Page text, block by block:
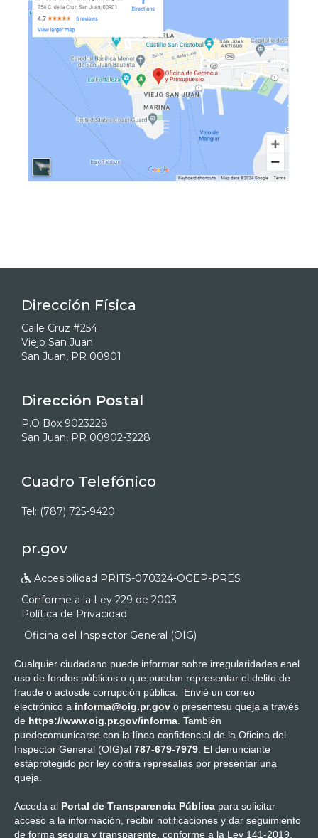
Dirección Física
Calle Cruz #254
Viejo San Juan
San Juan, PR 00901
Dirección Postal
P.O Box 9023228
San Juan, PR 00902-3228
Cuadro Telefónico
Tel: (787) 725-9420
pr.gov
 Accesibilidad PRITS-070324-OGEP-PRES
Conforme a la Ley 229 de 2003
Política de Privacidad
Oficina del Inspector General (OIG)
Cualquier ciudadano puede informar sobre irregularidades enel
uso de fondos públicos o que puedan representar el delito de
fraude o actosde corrupción pública. Envié un correo
electrónico a informa@oig.pr.gov o presentesu queja a través
de https://www.oig.pr.gov/informa. También
puedecomunicarse con la línea confidencial de la Oficina del
Inspector General (OIG)al 787-679-7979. El denunciante
estáprotegido por ley contra represalias por presentar una
queja.
Acceda al Portal de Transparencia Pública para solicitar
acceso a la información, recibir notificaciones y dar seguimiento
de forma segura y transparente, conforme a la Ley 141-2019.